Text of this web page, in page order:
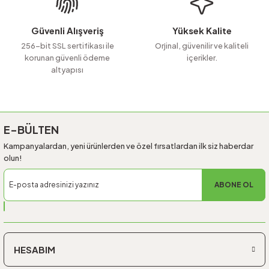
Bu ürüne benzer farklı alternatifler olmalı.
Güvenli Alışveriş
256-bit SSL sertifikası ile
korunan güvenli ödeme
altyapısı
Yüksek Kalite
Orjinal, güvenilir ve kaliteli
içerikler.
E-BÜLTEN
Kampanyalardan, yeni ürünlerden ve özel fırsatlardan ilk siz haberdar
olun!
ABONE OL
HESABIM